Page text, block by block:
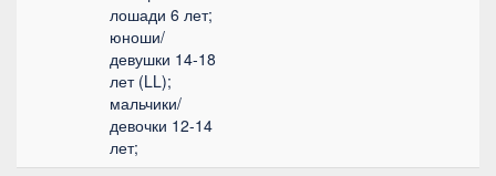
лошади 6 лет;
юноши/
девушки 14-18
лет (LL);
мальчики/
девочки 12-14
лет;